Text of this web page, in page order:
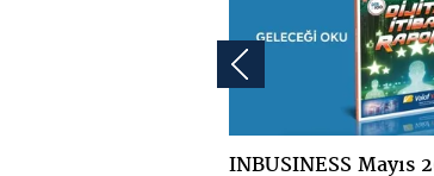
INBUSINESS Mayıs 2024 sayısı